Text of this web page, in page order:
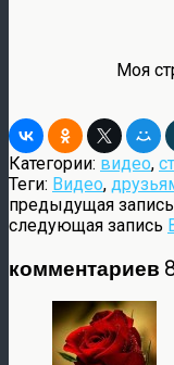
Моя
Категории: видео,
Теги: Видео,
предыдущая запись
следующая запись
комментариев